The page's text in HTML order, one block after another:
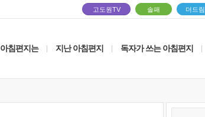
고도원TV 솔패 더드림
아침편지는 지난 아침편지 독자가 쓰는 아침편지